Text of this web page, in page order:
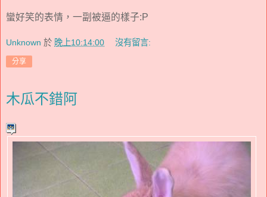
蠻好笑的表情，一副被逼的樣子:P
Unknown 於 晚上10:14:00 沒有留言:
分享
木瓜不錯阿